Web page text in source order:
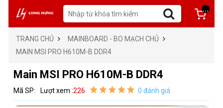
...
TRANG CHỦ
MAINBOARD - BO MẠCH CHỦ
MAIN MSI PRO H610M-B DDR4
Main MSI PRO H610M-B DDR4
Mã SP: Lượt xem :226 0 đánh giá